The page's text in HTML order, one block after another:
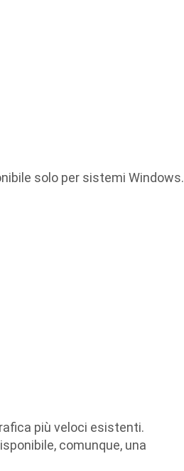
solo per sistemi Windows.
più veloci esistenti.
comunque, una